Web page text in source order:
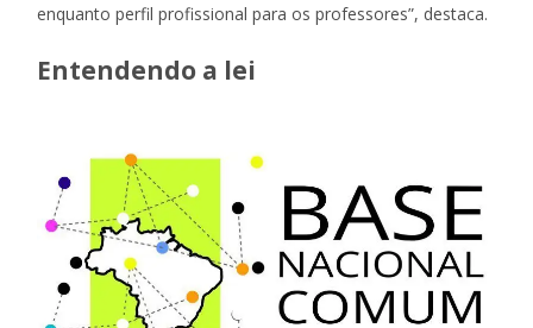
enquanto perfil profissional para os professores”, destaca.
Entendendo a lei